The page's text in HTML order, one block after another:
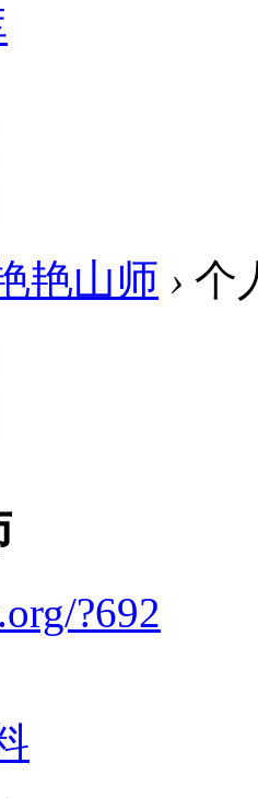
艳山师 › 个
?692